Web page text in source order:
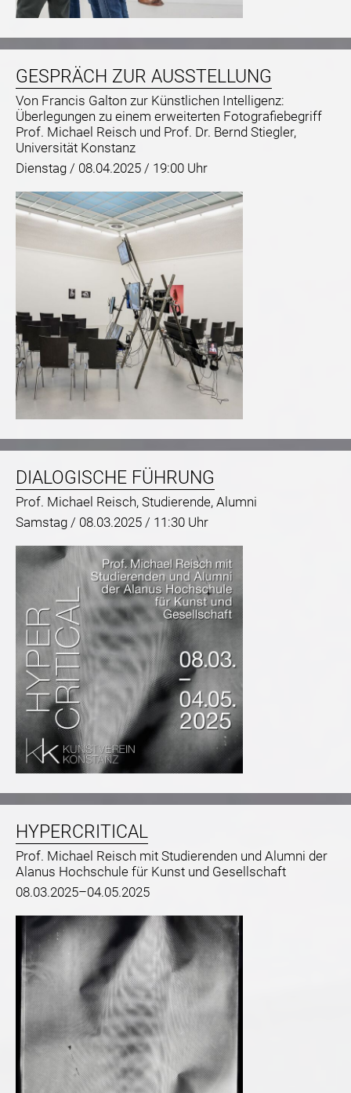
GESPRÄCH ZUR AUSSTELLUNG
Von Francis Galton zur Künstlichen Intelligenz:
Überlegungen zu einem erweiterten Fotografiebegriff
Prof. Michael Reisch und Prof. Dr. Bernd Stiegler,
Universität Konstanz
Dienstag / 08.04.2025 / 19:00 Uhr
DIALOGISCHE FÜHRUNG
Prof. Michael Reisch, Studierende, Alumni
Samstag / 08.03.2025 / 11:30 Uhr
HYPERCRITICAL
Prof. Michael Reisch mit Studierenden und Alumni der
Alanus Hochschule für Kunst und Gesellschaft
08.03.2025–04.05.2025